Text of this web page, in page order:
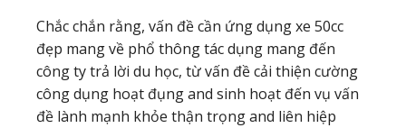
Chắc chắn rằng, vấn đề cần ứng dụng xe 50cc
đẹp mang về phổ thông tác dụng mang đến
công ty trả lời du học, từ vấn đề cải thiện cường
công dụng hoạt đụng and sinh hoạt đến vụ vấn
đề lành mạnh khỏe thận trọng and liên hiệp